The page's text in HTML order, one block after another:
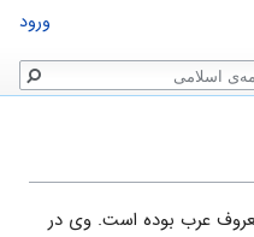
عرب بوده است. وی در
ورود